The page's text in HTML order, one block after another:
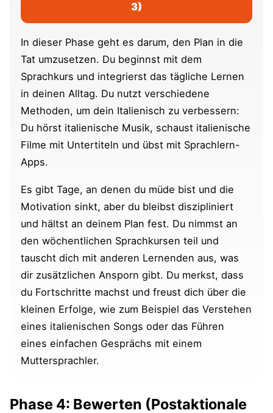
3)
In dieser Phase geht es darum, den Plan in die
Tat umzusetzen. Du beginnst mit dem
Sprachkurs und integrierst das tägliche Lernen
in deinen Alltag. Du nutzt verschiedene
Methoden, um dein Italienisch zu verbessern:
Du hörst italienische Musik, schaust italienische
Filme mit Untertiteln und übst mit Sprachlern-
Apps.
Es gibt Tage, an denen du müde bist und die
Motivation sinkt, aber du bleibst diszipliniert
und hältst an deinem Plan fest. Du nimmst an
den wöchentlichen Sprachkursen teil und
tauscht dich mit anderen Lernenden aus, was
dir zusätzlichen Ansporn gibt. Du merkst, dass
du Fortschritte machst und freust dich über die
kleinen Erfolge, wie zum Beispiel das Verstehen
eines italienischen Songs oder das Führen
eines einfachen Gesprächs mit einem
Muttersprachler.
Phase 4: Bewerten (Postaktionale